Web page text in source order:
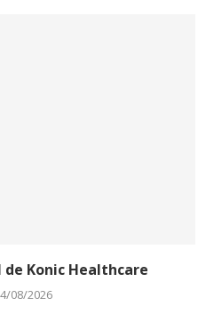
Konic Healthcare
08/2026